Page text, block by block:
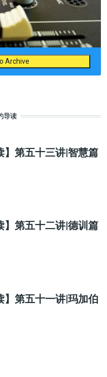
Archive
导读
】第五十三讲|智慧篇
】第五十二讲|德训篇
】第五十一讲|玛加伯